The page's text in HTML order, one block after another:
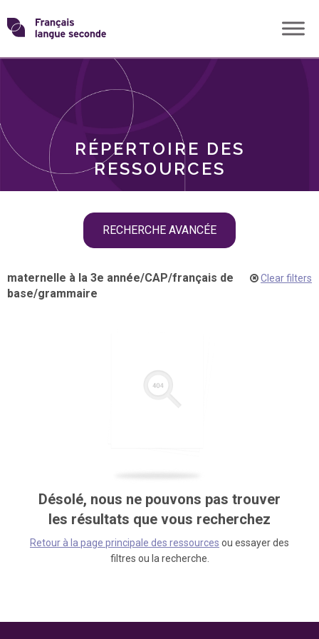
Skip
toTransformons
langue
RÉPERTOIRE DES
RESSOURCES
RECHERCHE AVANCÉE
THÈMES
maternelle à la 3e année/CAP/français de
base/grammaire
Clear filters
Désolé, nous ne pouvons pas trouver
les résultats que vous recherchez
Retour à la page principale des ressources ou essayer des
filtres ou la recherche.